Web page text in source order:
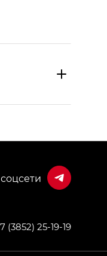
(3852) 25-19-19